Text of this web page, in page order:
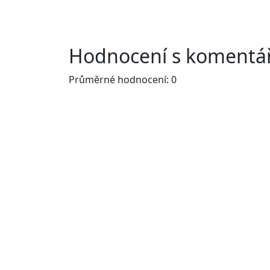
Hodnocení s
Průměrné hodnocení: 0